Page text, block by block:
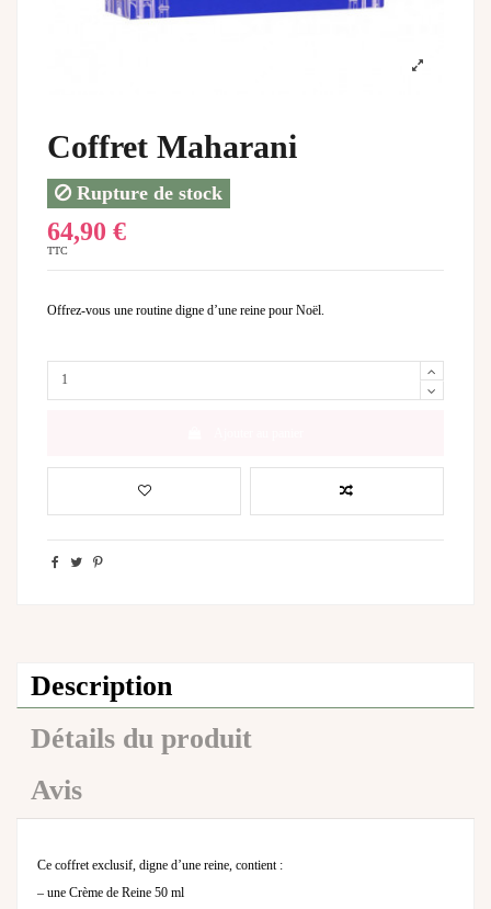
Coffret Maharani
Rupture de stock
64,90 €
TTC
Offrez-vous une routine digne d’une reine pour Noël.
Description
Détails du produit
Avis
Ce coffret exclusif, digne d’une reine, contient :
– une Crème de Reine 50 ml